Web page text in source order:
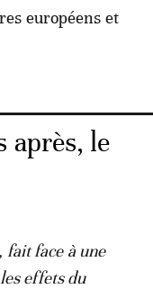
européens et
après, le
fait face à une
effets du